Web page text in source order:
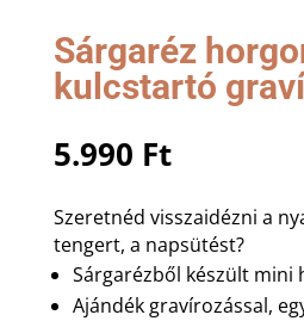
Sárgaréz
kulcstartó
5.990 Ft
Szeretnéd visszaidézni a
tengert, a napsütést?
Sárgarézből készült mini
Ajándék gravírozással,